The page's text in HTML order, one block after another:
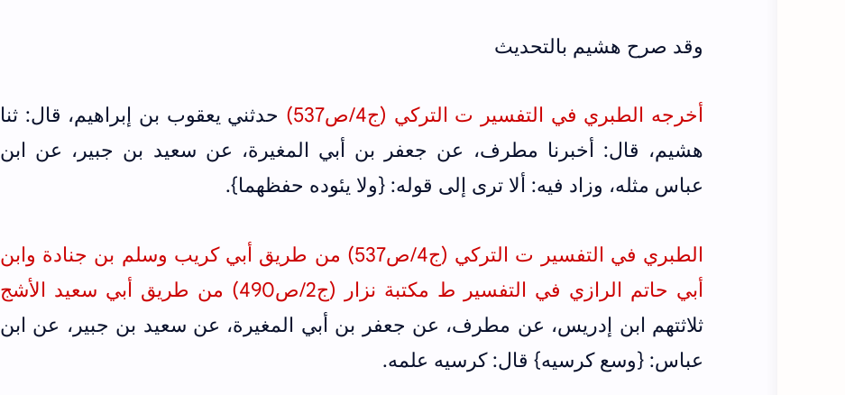
وقد صرح هشيم بالتحديث
أخرجه الطبري في التفسير ت التركي (ج4/ص537)
حدثني يعقوب بن إبراهيم، قال: ثنا
هشيم، قال: أخبرنا مطرف، عن جعفر بن أبي المغيرة، عن سعيد بن جبير، عن ابن
عباس مثله، وزاد فيه: ألا ترى إلى قوله: {ولا يئوده حفظهما}.
الطبري في التفسير ت التركي (ج4/ص537) من طريق أبي كريب وسلم بن جنادة وابن
أبي حاتم الرازي في التفسير ط مكتبة نزار (ج2/ص490) من طريق أبي سعيد الأشج
ثلاثتهم ابن إدريس، عن مطرف، عن جعفر بن أبي المغيرة، عن سعيد بن جبير، عن ابن
عباس: {وسع كرسيه} قال: كرسيه علمه.